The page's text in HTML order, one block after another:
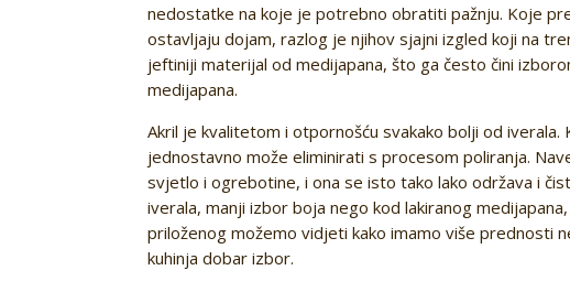
nedostatke na koje je potrebno obratiti pažnju. Koje
ostavljaju dojam, razlog je njihov sjajni izgled koji na
jeftiniji materijal od medijapana, što ga često čini
medijapana.
Akril je kvalitetom i otpornošću svakako bolji od iverala.
jednostavno može eliminirati s procesom poliranja.
svjetlo i ogrebotine, i ona se isto tako lako održava i
iverala, manji izbor boja nego kod lakiranog
priloženog možemo vidjeti kako imamo više prednosti
kuhinja dobar izbor.